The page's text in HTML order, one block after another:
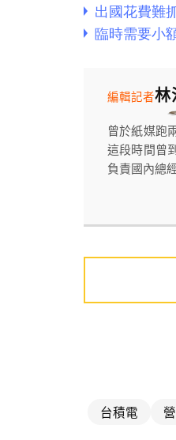
林
編輯記者
曾於紙媒跑
這段時間曾
負責國內總
台積電